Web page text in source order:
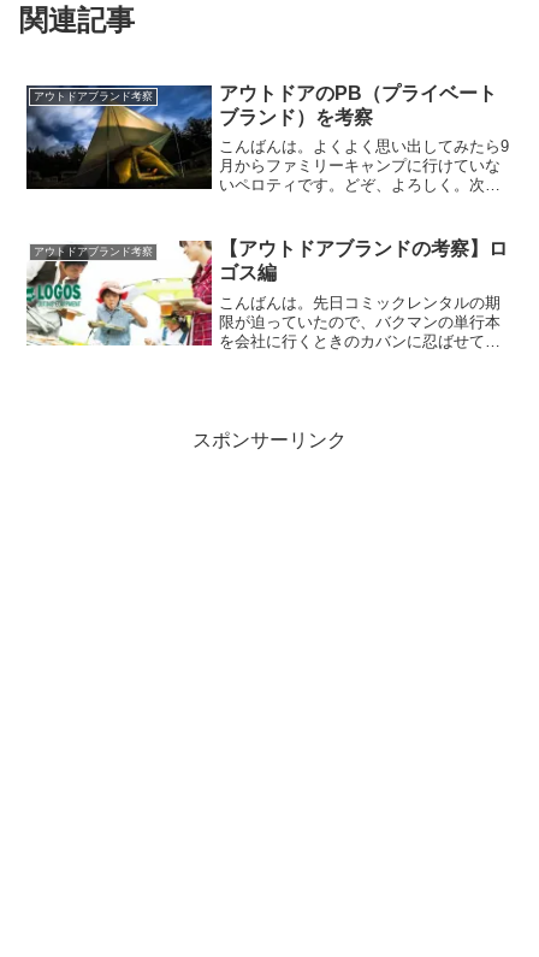
関連記事
アウトドアブランド考察
アウトドアのPB（プライベート
ブランド）を考察
こんばんは。よくよく思い出してみたら9
月からファミリーキャンプに行けていな
いペロティです。どぞ、よろしく。次の
る！早くキャンプ行きたいっす。。。最
近アウトドア系のPBを...
アウトドアブランド考察
【アウトドアブランドの考察】ロ
ゴス編
こんばんは。先日コミックレンタルの期
限が迫っていたので、バクマンの単行本
を会社に行くときのカバンに忍ばせてお
スポンサーリンク